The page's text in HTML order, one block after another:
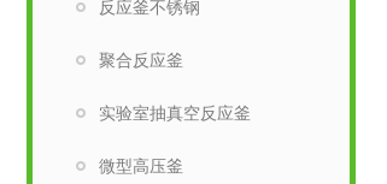
反应釜不锈钢
聚合反应釜
实验室抽真空反应釜
微型高压釜